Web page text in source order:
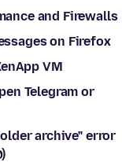
and Firewalls
on Firefox
VM
Telegram or
archive" error